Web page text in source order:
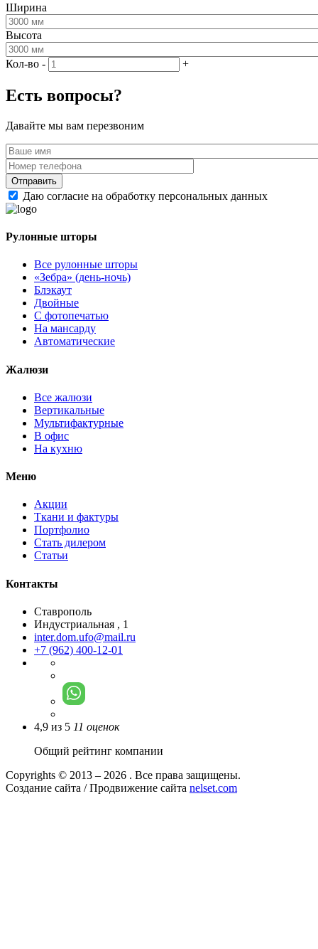
Ширина
Высота
Кол-во - +
Есть вопросы?
Давайте мы вам перезвоним
Даю согласие на обработку персональных данных
Рулонные шторы
Все рулонные шторы
«Зебра» (день-ночь)
Блэкаут
Двойные
С фотопечатью
На мансарду
Автоматические
Жалюзи
Все жалюзи
Вертикальные
Мультифактурные
В офис
На кухню
Меню
Акции
Ткани и фактуры
Портфолио
Стать дилером
Статьи
Контакты
Ставрополь
Индустриальная , 1
inter.dom.ufo@mail.ru
+7 (962) 400-12-01
4,9 из 5 11 оценок
Общий рейтинг компании
Copyrights © 2013 – 2026 . Все права защищены.
Создание сайта / Продвижение сайта nelset.com